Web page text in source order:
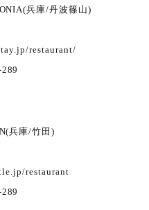
兵庫/丹波篠山)
restaurant/
兵庫/竹田)
restaurant